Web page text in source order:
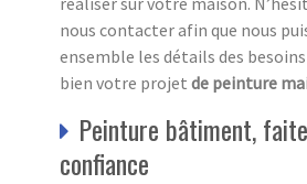
nous contacter afin que nous
ensemble les détails des
bien votre projet de peinture
Peinture bâtiment,
confiance